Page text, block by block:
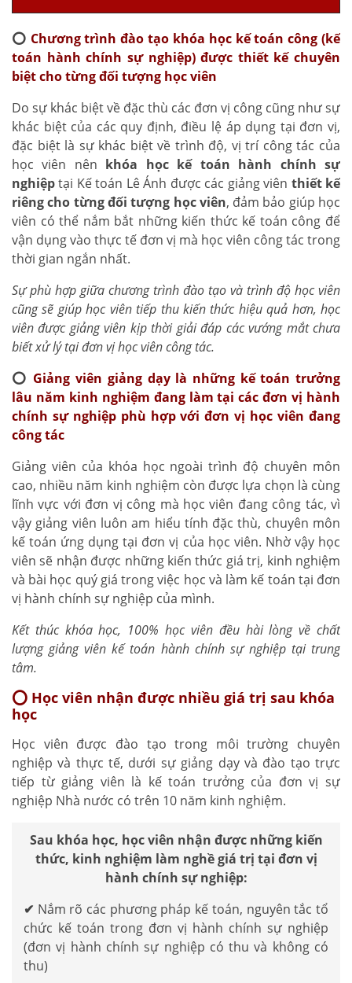
⭕ Chương trình đào tạo khóa học kế toán công (kế
toán hành chính sự nghiệp) được thiết kế chuyên
biệt cho từng đối tượng học viên
Do sự khác biệt về đặc thù các đơn vị công cũng như sự
khác biệt của các quy định, điều lệ áp dụng tại đơn vị,
đặc biệt là sự khác biệt về trình độ, vị trí công tác của
học viên nên khóa học kế toán hành chính sự
nghiệptại Kế toán Lê Ánh được các giảng viên thiết kế
riêng cho từng đối tượng học viên, đảm bảo giúp học
viên có thể nắm bắt những kiến thức kế toán công để
vận dụng vào thực tế đơn vị mà học viên công tác trong
thời gian ngắn nhất.
Sự phù hợp giữa chương trình đào tạo và trình độ học viên
cũng sẽ giúp học viên tiếp thu kiến thức hiệu quả hơn, học
viên được giảng viên kịp thời giải đáp các vướng mắt chưa
biết xử lý tại đơn vị học viên công tác.
⭕ Giảng viên giảng dạy là những kế toán trưởng
lâu năm kinh nghiệm đang làm tại các đơn vị hành
chính sự nghiệp phù hợp với đơn vị học viên đang
công tác
Giảng viên của khóa học ngoài trình độ chuyên môn
cao, nhiều năm kinh nghiệm còn được lựa chọn là cùng
lĩnh vực với đơn vị công mà học viên đang công tác, vì
vậy giảng viên luôn am hiểu tính đặc thù, chuyên môn
kế toán ứng dụng tại đơn vị của học viên. Nhờ vậy học
viên sẽ nhận được những kiến thức giá trị, kinh nghiệm
và bài học quý giá trong việc học và làm kế toán tại đơn
vị hành chính sự nghiệp của mình.
Kết thúc khóa học, 100% học viên đều hài lòng về chất
lượng giảng viên kế toán hành chính sự nghiệp tại trung
tâm.
⭕ Học viên nhận được nhiều giá trị sau khóa
học
Học viên được đào tạo trong môi trường chuyên
nghiệp và thực tế, dưới sự giảng dạy và đào tạo trực
tiếp từ giảng viên là kế toán trưởng của đơn vị sự
nghiệp Nhà nước có trên 10 năm kinh nghiệm.
Sau khóa học, học viên nhận được những kiến
thức, kinh nghiệm làm nghề giá trị tại đơn vị
hành chính sự nghiệp:
✔ Nắm rõ các phương pháp kế toán, nguyên tắc tổ
chức kế toán trong đơn vị hành chính sự nghiệp
(đơn vị hành chính sự nghiệp có thu và không có
thu)